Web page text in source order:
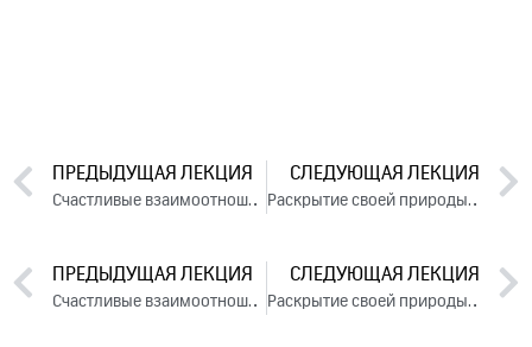
ПРЕДЫДУЩАЯ ЛЕКЦИЯ
Счастливые взаимоотношения (2017)
СЛЕДУЮЩАЯ ЛЕКЦИЯ
Раскрытие своей природы в бизнесе (2017)
ПРЕДЫДУЩАЯ ЛЕКЦИЯ
Счастливые взаимоотношения (2017)
СЛЕДУЮЩАЯ ЛЕКЦИЯ
Раскрытие своей природы в бизнесе (2017)